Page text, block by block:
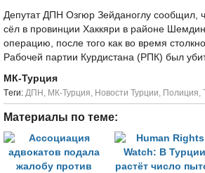
Депутат ДПН Озгюр Зейданоглу сообщил,
сёл в провинции Хаккяри в районе
операцию, после того как во время
Рабочей партии Курдистана (РПК) был
МК-Турция
Tеги: ДПН , МК-Турция, Новости Турции, Полиция,
Материалы по теме: